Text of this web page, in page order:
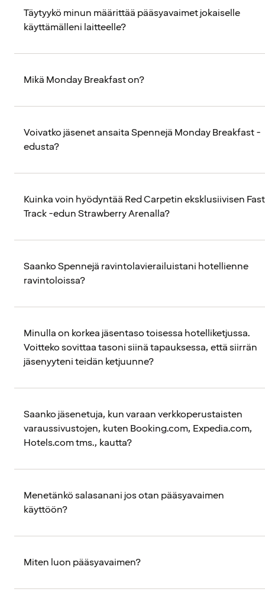
Täytyykö minun määrittää pääsyavaimet jokaiselle
käyttämälleni laitteelle?
Mikä Monday Breakfast on?
Voivatko jäsenet ansaita Spennejä Monday Breakfast -
edusta?
Kuinka voin hyödyntää Red Carpetin eksklusiivisen Fast
Track -edun Strawberry Arenalla?
Saanko Spennejä ravintolavierailuistani hotellienne
ravintoloissa?
Minulla on korkea jäsentaso toisessa hotelliketjussa.
Voitteko sovittaa tasoni siinä tapauksessa, että siirrän
jäsenyyteni teidän ketjuunne?
Saanko jäsenetuja, kun varaan verkkoperustaisten
varaussivustojen, kuten Booking.com, Expedia.com,
Hotels.com tms., kautta?
Menetänkö salasanani jos otan pääsyavaimen
käyttöön?
Miten luon pääsyavaimen?